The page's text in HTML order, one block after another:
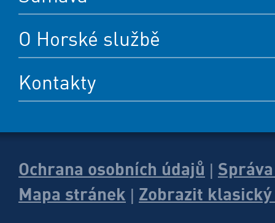
O Horské službě
Kontakty
Ochrana osobních údajů
Mapa stránek
Zobrazit